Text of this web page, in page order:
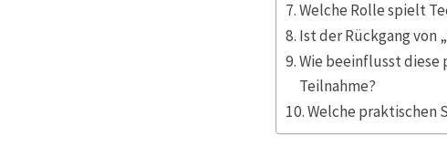
Welche Rolle spielt
Ist der Rückgang von
Wie beeinflusst diese
Teilnahme?
Welche praktischen